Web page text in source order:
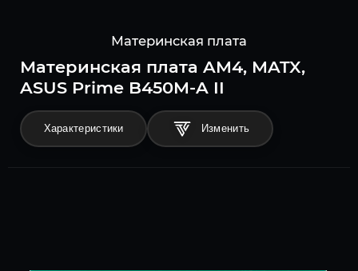
Материнская плата
Материнская плата AM4, MATX,
ASUS Prime B450M-A II
Характеристики